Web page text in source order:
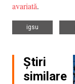
avariată.
igsu
Știri
similare